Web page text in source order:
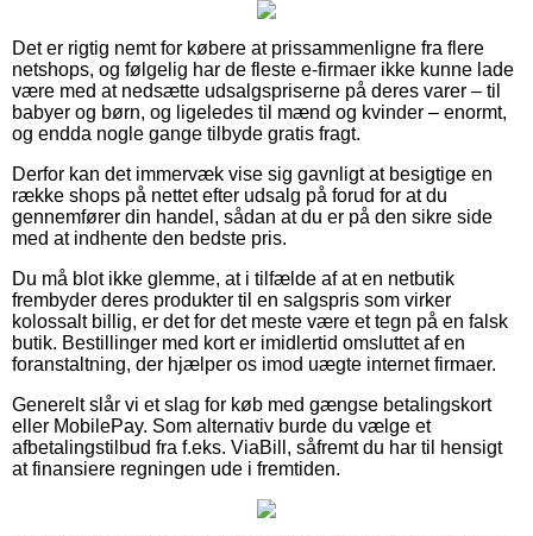
Det er rigtig nemt for købere at prissammenligne fra flere
netshops, og følgelig har de fleste e-firmaer ikke kunne lade
være med at nedsætte udsalgspriserne på deres varer – til
babyer og børn, og ligeledes til mænd og kvinder – enormt,
og endda nogle gange tilbyde gratis fragt.
Derfor kan det immervæk vise sig gavnligt at besigtige en
række shops på nettet efter udsalg på forud for at du
gennemfører din handel, sådan at du er på den sikre side
med at indhente den bedste pris.
Du må blot ikke glemme, at i tilfælde af at en netbutik
frembyder deres produkter til en salgspris som virker
kolossalt billig, er det for det meste være et tegn på en falsk
butik. Bestillinger med kort er imidlertid omsluttet af en
foranstaltning, der hjælper os imod uægte internet firmaer.
Generelt slår vi et slag for køb med gængse betalingskort
eller MobilePay. Som alternativ burde du vælge et
afbetalingstilbud fra f.eks. ViaBill, såfremt du har til hensigt
at finansiere regningen ude i fremtiden.